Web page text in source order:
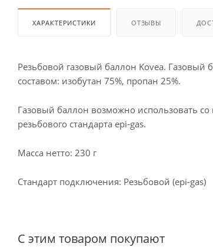
ХАРАКТЕРИСТИКИ ОТЗЫВЫ
Резьбовой газовый баллон Kovea.
составом: изобутан 75%, пропан 25%.
Газовый баллон возможно использовать
резьбового стандарта epi-gas.
Масса нетто: 230 г
Стандарт подключения: Резьбовой (epi-gas)
С этим товаром покупают